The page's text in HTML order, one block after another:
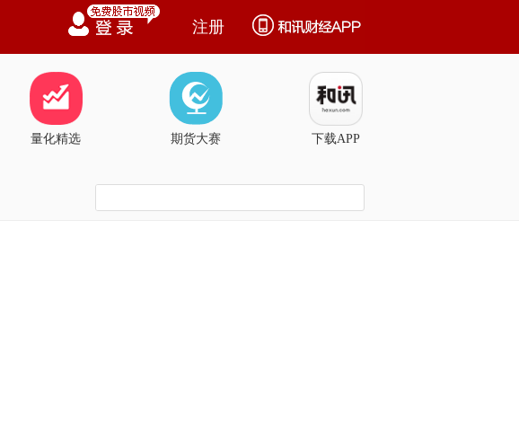
注册
量化精选 期货大赛 下载APP